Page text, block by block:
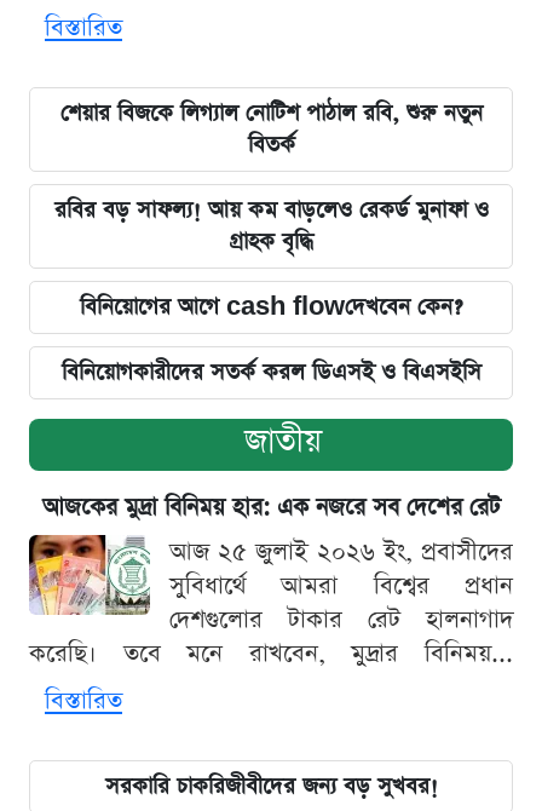
বিস্তারিত
শেয়ার বিজকে লিগ্যাল নোটিশ পাঠাল রবি, শুরু নতুন
বিতর্ক
রবির বড় সাফল্য! আয় কম বাড়লেও রেকর্ড মুনাফা ও
গ্রাহক বৃদ্ধি
বিনিয়োগের আগে cash flowদেখবেন কেন?
বিনিয়োগকারীদের সতর্ক করল ডিএসই ও বিএসইসি
জাতীয়
আজকের মুদ্রা বিনিময় হার: এক নজরে সব দেশের রেট
আজ ২৫ জুলাই ২০২৬ ইং, প্রবাসীদের
সুবিধার্থে আমরা বিশ্বের প্রধান
দেশগুলোর টাকার রেট হালনাগাদ
করেছি। তবে মনে রাখবেন, মুদ্রার বিনিময়...
বিস্তারিত
সরকারি চাকরিজীবীদের জন্য বড় সুখবর!